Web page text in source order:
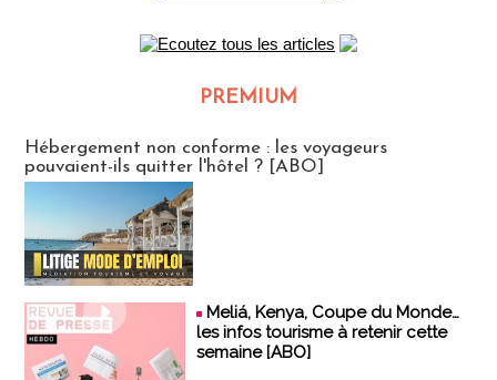
PREMIUM
Hébergement non conforme : les voyageurs
pouvaient-ils quitter l'hôtel ? [ABO]
Meliá, Kenya, Coupe du Monde…
les infos tourisme à retenir cette
semaine [ABO]